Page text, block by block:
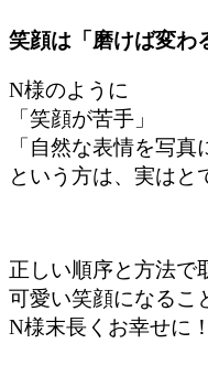
笑顔は「磨けば変わ
N様のように
「笑顔が苦手」
「自然な表情を写真
という方は、実はと
正しい順序と方法で
可愛い笑顔になるこ
N様末長くお幸せに！